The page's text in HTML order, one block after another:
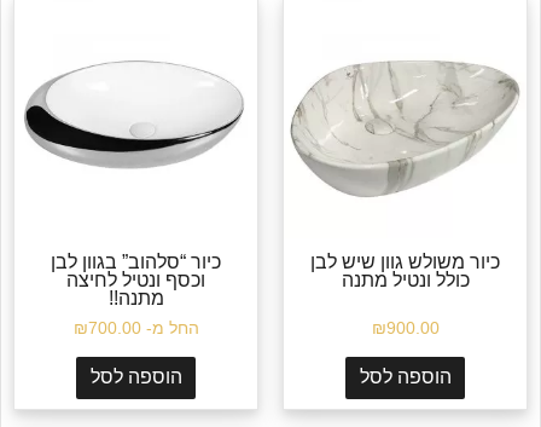
כיור משולש גוון שיש לבן
כולל ונטיל מתנה
₪900.00
הוספה לסל
כיור “סלהוב” בגוון לבן
וכסף ונטיל לחיצה
מתנה!!
החל מ- ₪700.00
הוספה לסל